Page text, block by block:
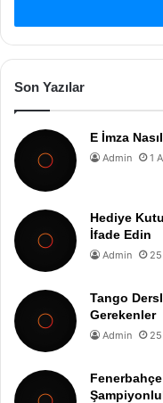
Son Yazılar
E İmza
Admin 1
Hediye
İfade Edin
Admin
Tango
Gerekenler
Admin
Fenerbahçe